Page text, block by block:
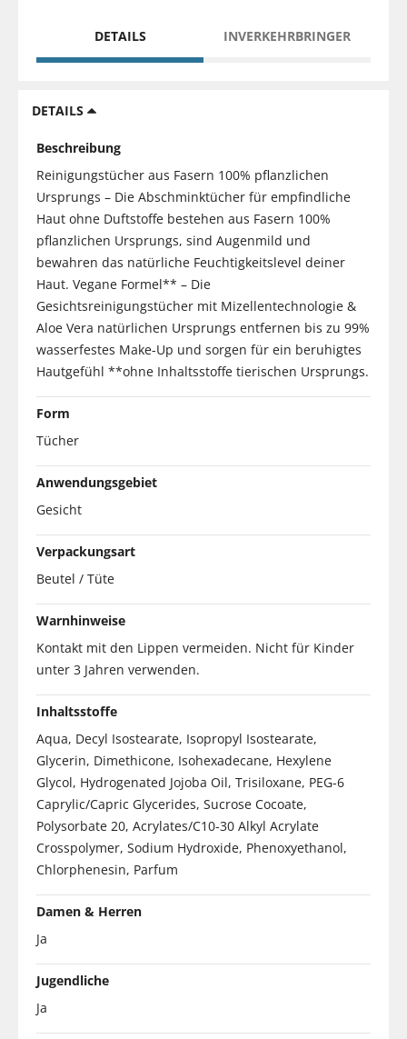
DETAILS INVERKEHRBRINGER
DETAILS
Beschreibung
Reinigungstücher aus Fasern 100% pflanzlichen
Ursprungs – Die Abschminktücher für empfindliche
Haut ohne Duftstoffe bestehen aus Fasern 100%
pflanzlichen Ursprungs, sind Augenmild und
bewahren das natürliche Feuchtigkeitslevel deiner
Haut. Vegane Formel** – Die
Gesichtsreinigungstücher mit Mizellentechnologie &
Aloe Vera natürlichen Ursprungs entfernen bis zu 99%
wasserfestes Make-Up und sorgen für ein beruhigtes
Hautgefühl **ohne Inhaltsstoffe tierischen Ursprungs.
Form
Tücher
Anwendungsgebiet
Gesicht
Verpackungsart
Beutel / Tüte
Warnhinweise
Kontakt mit den Lippen vermeiden. Nicht für Kinder
unter 3 Jahren verwenden.
Inhaltsstoffe
Aqua, Decyl Isostearate, Isopropyl Isostearate,
Glycerin, Dimethicone, Isohexadecane, Hexylene
Glycol, Hydrogenated Jojoba Oil, Trisiloxane, PEG-6
Caprylic/Capric Glycerides, Sucrose Cocoate,
Polysorbate 20, Acrylates/C10-30 Alkyl Acrylate
Crosspolymer, Sodium Hydroxide, Phenoxyethanol,
Chlorphenesin, Parfum
Damen & Herren
Ja
Jugendliche
Ja